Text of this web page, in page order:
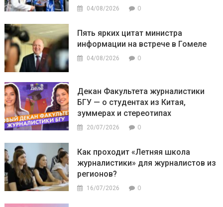
04/08/2026 0
Пять ярких цитат министра
информации на встрече в Гомеле
04/08/2026 0
Декан Факультета журналистики
БГУ — о студентах из Китая,
зуммерах и стереотипах
20/07/2026 0
Как проходит «Летняя школа
журналистики» для журналистов из
регионов?
16/07/2026 0